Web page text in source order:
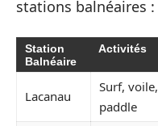
stations balnéaires :
Station
Balnéaire
Activités
Lacanau
Surf, voile,
paddle